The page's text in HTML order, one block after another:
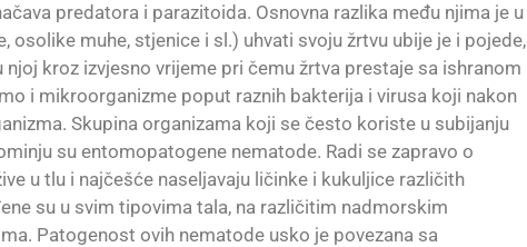
predatora i parazitoida. Osnovna razlika među njima je u
muhe, stjenice i sl.) uhvati svoju žrtvu ubije je i pojede,
kroz izvjesno vrijeme pri čemu žrtva prestaje sa ishranom
i mikroorganizme poput raznih bakterija i virusa koji nakon
Skupina organizama koji se često koriste u subijanju
su entomopatogene nematode. Radi se zapravo o
u tlu i najčešće naseljavaju ličinke i kukuljice različith
su u svim tipovima tala, na različitim nadmorskim
Patogenost ovih nematode usko je povezana sa